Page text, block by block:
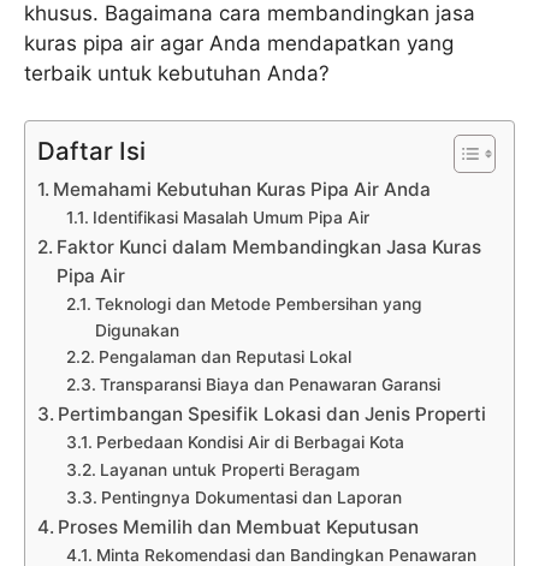
khusus. Bagaimana cara membandingkan jasa
kuras pipa air agar Anda mendapatkan yang
terbaik untuk kebutuhan Anda?
Daftar Isi
Memahami Kebutuhan Kuras Pipa Air Anda
Identifikasi Masalah Umum Pipa Air
Faktor Kunci dalam Membandingkan Jasa Kuras
Pipa Air
Teknologi dan Metode Pembersihan yang
Digunakan
Pengalaman dan Reputasi Lokal
Transparansi Biaya dan Penawaran Garansi
Pertimbangan Spesifik Lokasi dan Jenis Properti
Perbedaan Kondisi Air di Berbagai Kota
Layanan untuk Properti Beragam
Pentingnya Dokumentasi dan Laporan
Proses Memilih dan Membuat Keputusan
Minta Rekomendasi dan Bandingkan Penawaran